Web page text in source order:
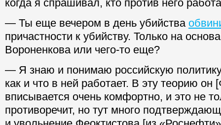
когда я спрашивал, кто против него
— Ты еще вечером в день убийства
причастности к убийству. Только на
Вороненкова или чего-то еще?
— Я знаю и понимаю российскую
как и что в ней работает. В эту теорию он
вписывается очень комфортно, и это не
противоречит, но тут много